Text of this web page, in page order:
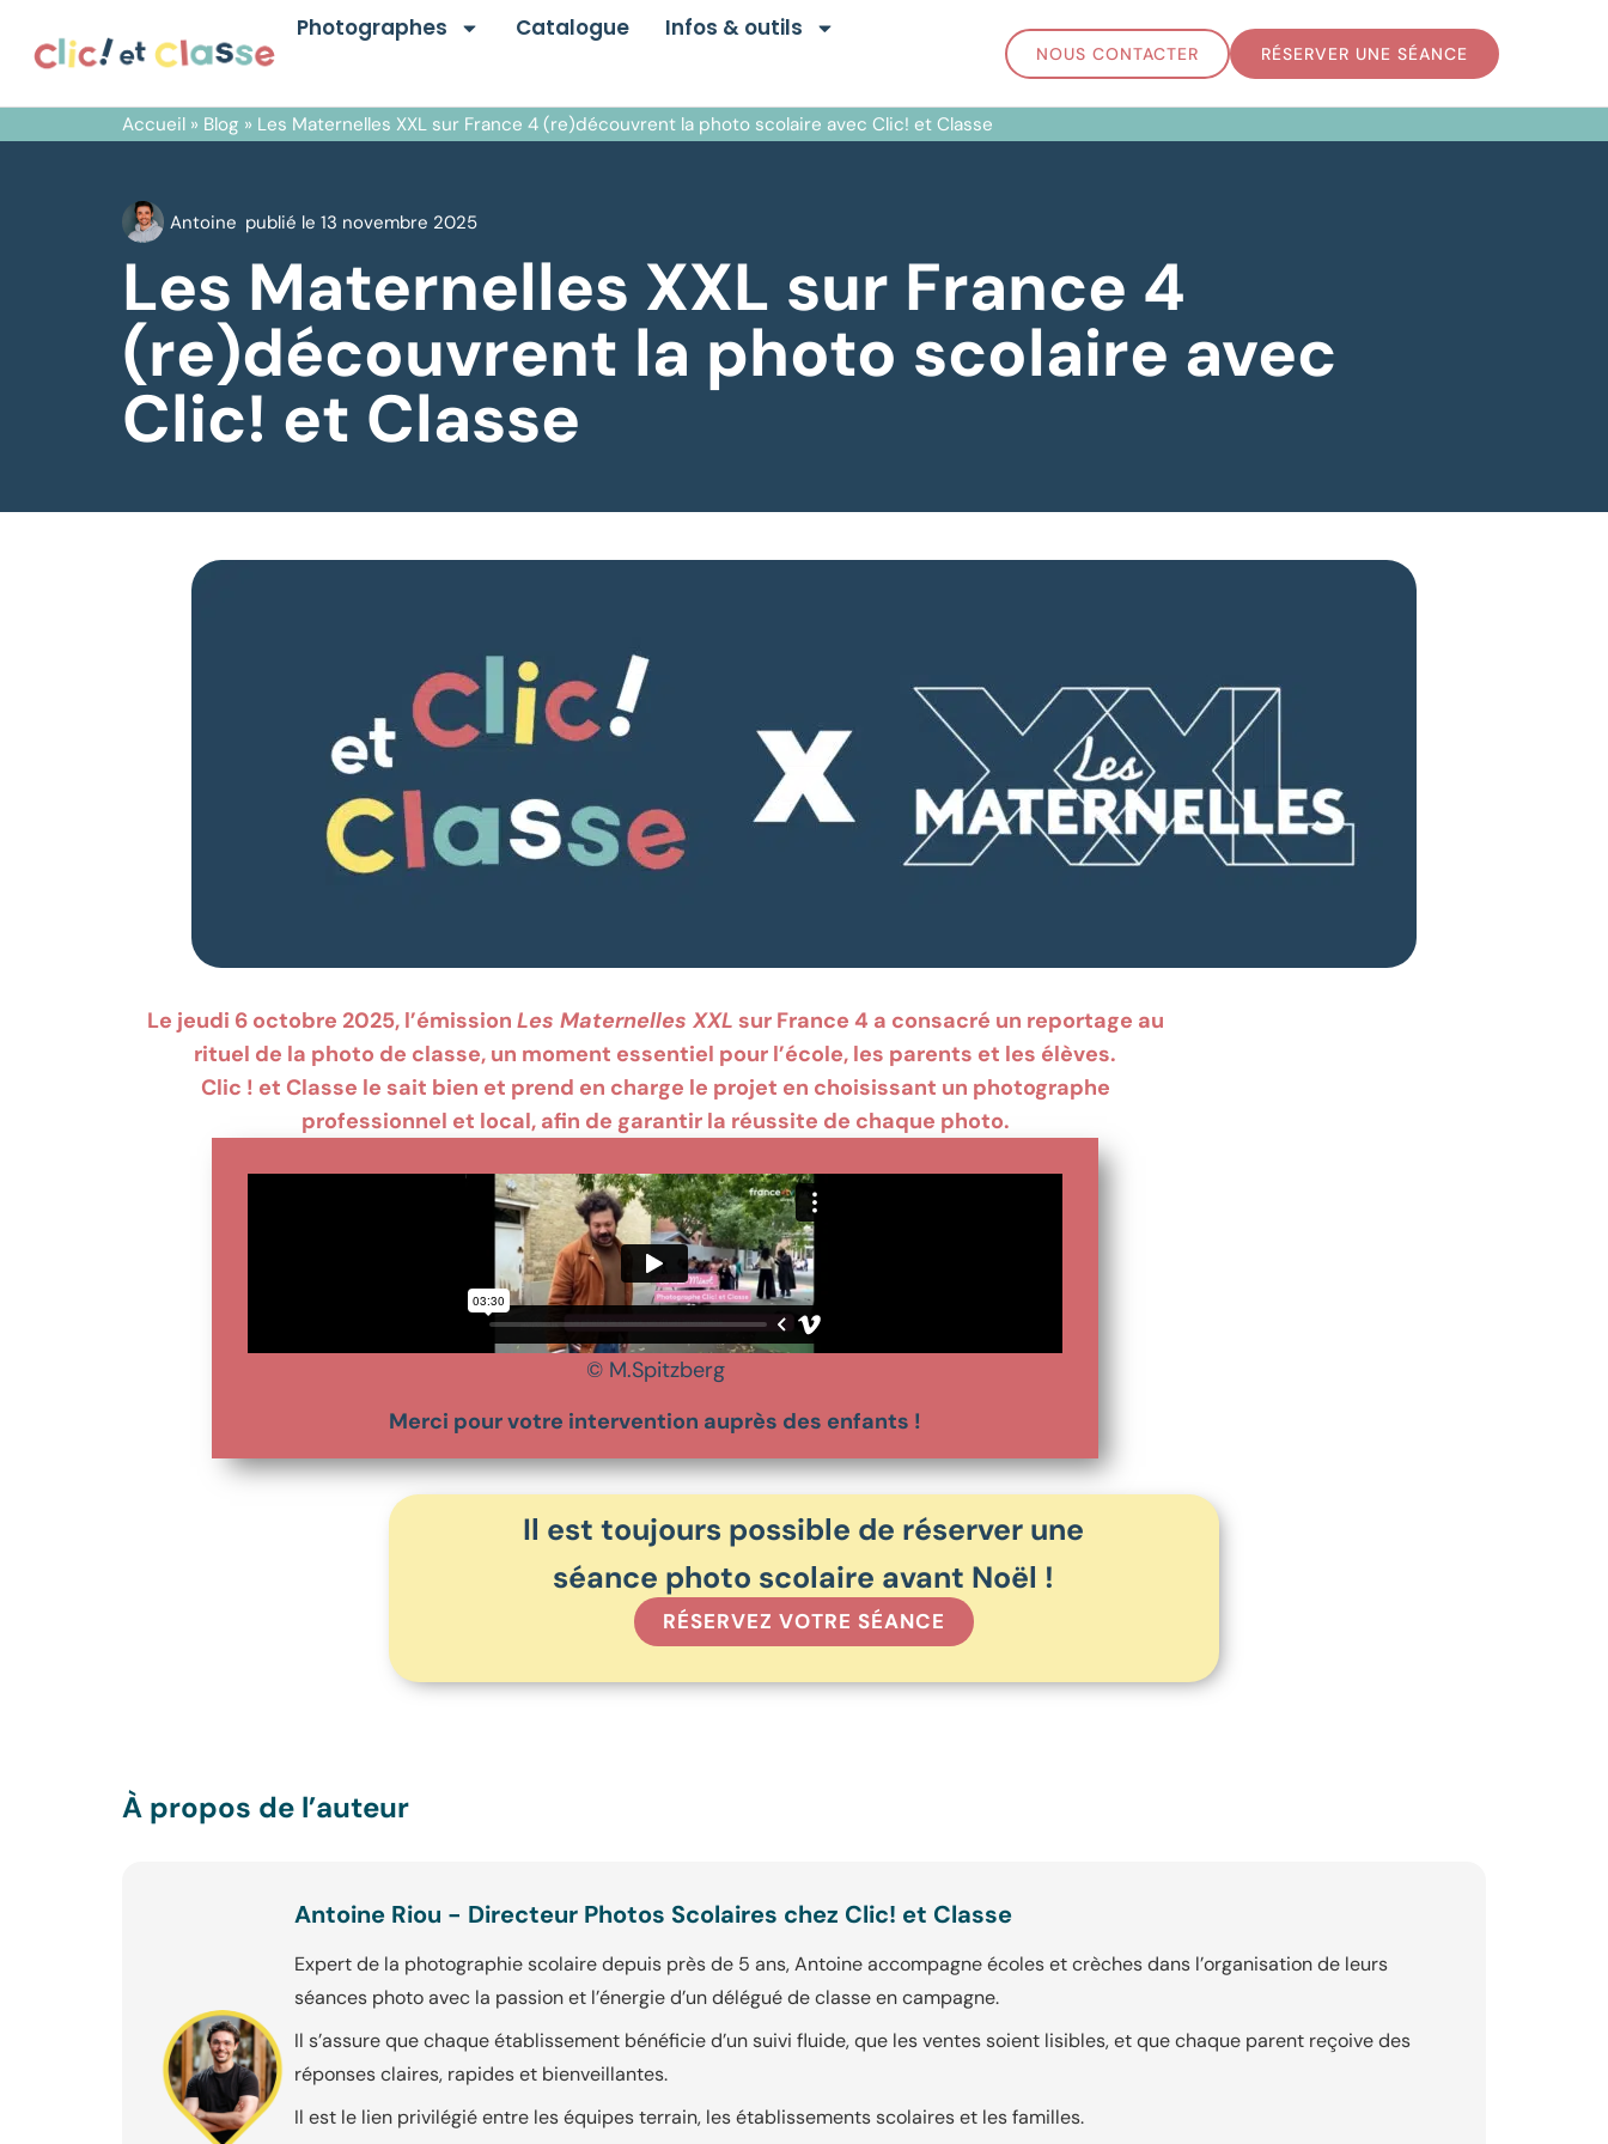
Photographes Catalogue Infos & outils
NOUS CONTACTER RÉSERVER UNE SÉANCE
Accueil » Blog » Les Maternelles XXL sur France 4 (re)découvrent la photo scolaire avec Clic! et Classe
Antoine publié le 13 novembre 2025
Les Maternelles XXL sur France 4
(re)découvrent la photo scolaire avec
Clic! et Classe
Le jeudi 6 octobre 2025, l’émission Les Maternelles XXL sur France 4 a consacré un reportage au
rituel de la photo de classe, un moment essentiel pour l’école, les parents et les élèves.
Clic ! et Classe le sait bien et prend en charge le projet en choisissant un photographe
professionnel et local, afin de garantir la réussite de chaque photo.
© M.Spitzberg
Merci pour votre intervention auprès des enfants !
Il est toujours possible de réserver une
séance photo scolaire avant Noël !
RÉSERVEZ VOTRE SÉANCE
À propos de l’auteur
Antoine Riou - Directeur Photos Scolaires chez Clic! et Classe
Expert de la photographie scolaire depuis près de 5 ans, Antoine accompagne écoles et crèches dans l’organisation de leurs
séances photo avec la passion et l’énergie d’un délégué de classe en campagne.
Il s’assure que chaque établissement bénéficie d’un suivi fluide, que les ventes soient lisibles, et que chaque parent reçoive des
réponses claires, rapides et bienveillantes.
Il est le lien privilégié entre les équipes terrain, les établissements scolaires et les familles.